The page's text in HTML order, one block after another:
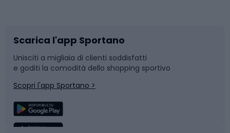
Bushcraft
Corsa
Sport di squadra
Slitte e slittini
Snowboard
Camminata nordica
Scarica l'app Sportano
Unisciti a migliaia di clienti soddisfatti
e goditi la comodità dello shopping sportivo
Scopri l'app Sportano >